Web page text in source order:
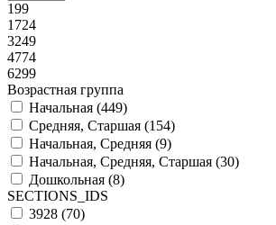
199
1724
3249
4774
6299
Возрастная группа
Начальная (449)
Средняя, Старшая (154)
Начальная, Средняя (9)
Начальная, Средняя, Старшая (30)
Дошкольная (8)
SECTIONS_IDS
3928 (70)